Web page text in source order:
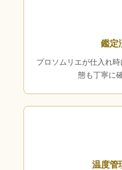
鑑定
プロソムリエが仕入れ
態も丁寧に
温度管